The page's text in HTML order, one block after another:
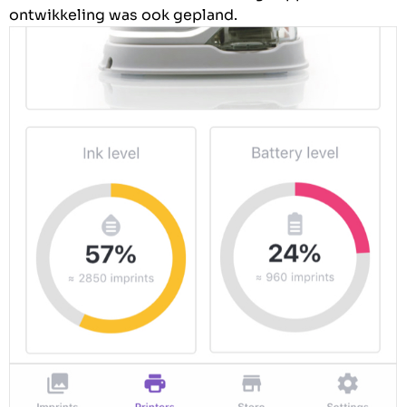
ontwikkeling was ook gepland.